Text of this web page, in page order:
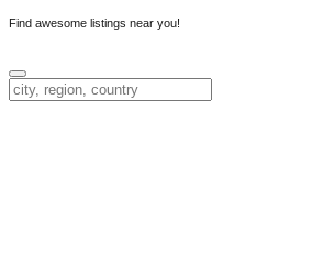
Find awesome listings near you!
Change Location